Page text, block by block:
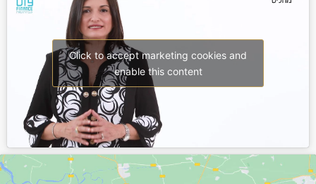
Click to accept marketing cookies and
enable this content